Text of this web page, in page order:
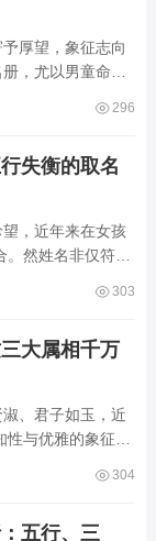
厚望，象征志向
，尤以男童命名
双字皆属火，烈
296
失衡的取名
，近年来在女孩
。然姓名非仅符
八字强弱寒暖，
303
大属相千万
、君子如玉，近
与优雅的象征。
土重金埋、气机
304
五行、三